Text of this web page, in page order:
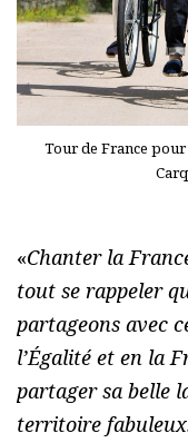
Tour de France pour
«Chanter la
tout se rappeler
partageons avec
l’Égalité et en la
partager sa belle
territoire